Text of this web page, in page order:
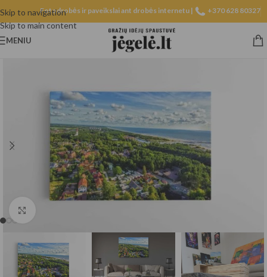
Skip to navigation
Skip to main content
Fotodrobės ir paveikslai ant drobės internetu | +370 628 80327
MENIU